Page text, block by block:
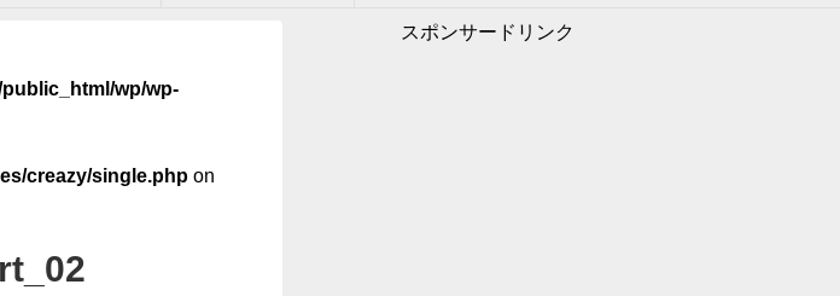
wp/wp-
creazy/single.php on
スポンサードリンク